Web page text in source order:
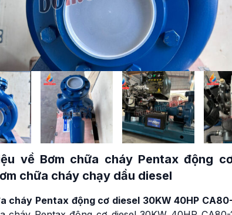
về Bơm chữa cháy Pentax động
chữa cháy chạy dầu diesel
cháy Pentax động cơ diesel 30KW 40HP